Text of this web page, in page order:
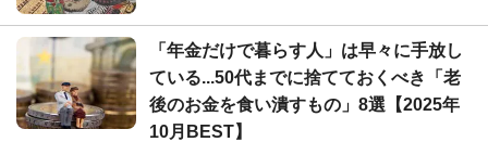
「年金だけで暮らす人」は早々に手放し
ている...50代までに捨てておくべき「老
後のお金を食い潰すもの」8選【2025年
10月BEST】